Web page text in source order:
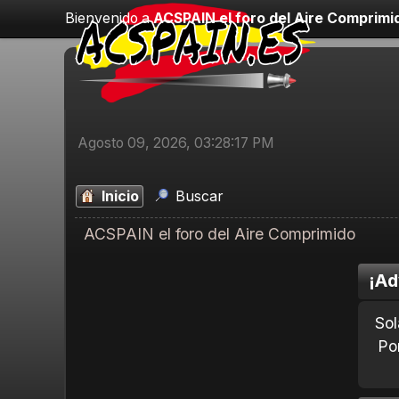
Bienvenido aACSPAIN el foro del Aire
Agosto 09, 2026, 03:28:17 PM
Inicio Buscar
ACSPAIN el foro del Aire Comprimido